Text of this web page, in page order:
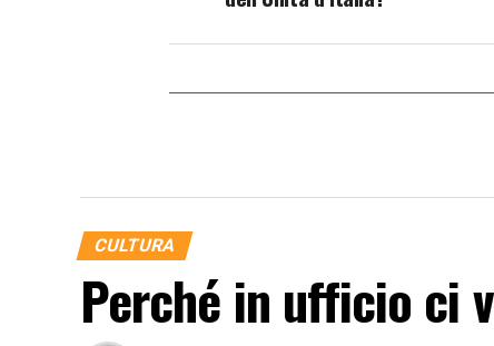
CULTURA
Perché in ufficio ci